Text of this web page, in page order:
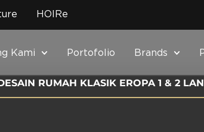
HOIRe
Kami Portofolio Brands
RUMAH KLASIK EROPA 1 & 2